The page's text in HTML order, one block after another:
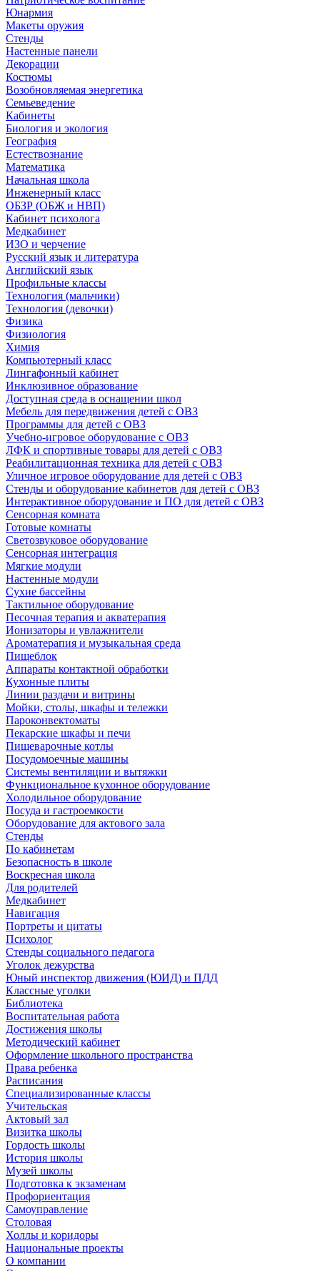
Юнармия
Макеты оружия
Стенды
Настенные панели
Декорации
Костюмы
Возобновляемая энергетика
Семьеведение
Кабинеты
Биология и экология
География
Естествознание
Математика
Начальная школа
Инженерный класс
ОБЗР (ОБЖ и НВП)
Кабинет психолога
Медкабинет
ИЗО и черчение
Русский язык и литература
Английский язык
Профильные классы
Технология (мальчики)
Технология (девочки)
Физика
Физиология
Химия
Компьютерный класс
Лингафонный кабинет
Инклюзивное образование
Доступная среда в оснащении школ
Мебель для передвижения детей с ОВЗ
Программы для детей с ОВЗ
Учебно-игровое оборудование с ОВЗ
ЛФК и спортивные товары для детей с ОВЗ
Реабилитационная техника для детей с ОВЗ
Уличное игровое оборудование для детей с ОВЗ
Стенды и оборудование кабинетов для детей с ОВЗ
Интерактивное оборудование и ПО для детей с ОВЗ
Сенсорная комната
Готовые комнаты
Светозвуковое оборудование
Сенсорная интеграция
Мягкие модули
Настенные модули
Сухие бассейны
Тактильное оборудование
Песочная терапия и акватерапия
Ионизаторы и увлажнители
Ароматерапия и музыкальная среда
Пищеблок
Аппараты контактной обработки
Кухонные плиты
Линии раздачи и витрины
Мойки, столы, шкафы и тележки
Пароконвектоматы
Пекарские шкафы и печи
Пищеварочные котлы
Посудомоечные машины
Системы вентиляции и вытяжки
Функциональное кухонное оборудование
Холодильное оборудование
Посуда и гастроемкости
Оборудование для актового зала
Стенды
По кабинетам
Безопасность в школе
Воскресная школа
Для родителей
Медкабинет
Навигация
Портреты и цитаты
Психолог
Стенды социального педагога
Уголок дежурства
Юный инспектор движения (ЮИД) и ПДД
Классные уголки
Библиотека
Воспитательная работа
Достижения школы
Методический кабинет
Оформление школьного пространства
Права ребенка
Расписания
Специализированные классы
Учительская
Актовый зал
Визитка школы
Гордость школы
История школы
Музей школы
Подготовка к экзаменам
Профориентация
Самоуправление
Столовая
Холлы и коридоры
Национальные проекты
О компании